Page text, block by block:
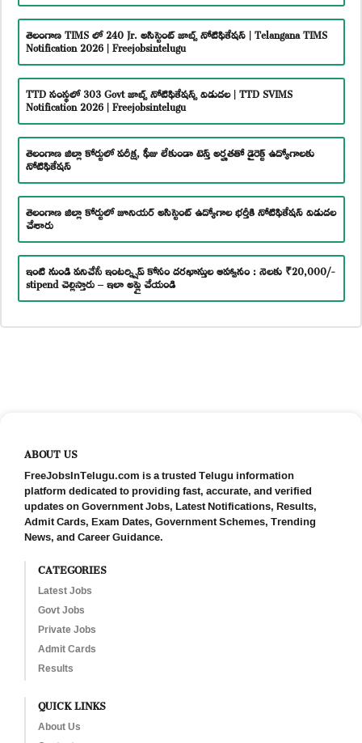
తెలంగాణ TIMS లో 240 Jr. అసిస్టెంట్ జాబ్స్ నోటిఫికేషన్ | Telangana TIMS
Notification 2026 | Freejobsintelugu
TTD సంస్థలో 303 Govt జాబ్స్ నోటిఫికేషన్స్ విడుదల | TTD SVIMS
Notification 2026 | Freejobsintelugu
తెలంగాణ జిల్లా కోర్టులో పరీక్ష, ఫీజు లేకుండా టెన్త్ అర్హతతో డైరెక్ట్ ఉద్యోగాలకు
నోటిఫికేషన్
తెలంగాణ జిల్లా కోర్టులో జూనియర్ అసిస్టెంట్ ఉద్యోగాల భర్తీకి నోటిఫికేషన్ విడుదల
చేశారు
ఇంటి నుండి పనిచేసే ఇంటర్న్షిప్ కోసం దరఖాస్తుల ఆహ్వానం : నెలకు ₹20,000/-
stipend చెల్లిస్తారు – ఇలా అప్లై చేయండి
ABOUT US
FreeJobsInTelugu.com is a trusted Telugu information
platform dedicated to providing fast, accurate, and verified
updates on Government Jobs, Latest Notifications, Results,
Admit Cards, Exam Dates, Government Schemes, Trending
News, and Career Guidance.
CATEGORIES
Latest Jobs
Govt Jobs
Private Jobs
Admit Cards
Results
QUICK LINKS
About Us